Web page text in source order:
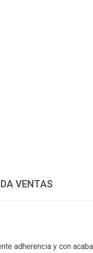
VENTAS
adherencia y con